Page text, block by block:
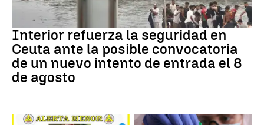
CRISIS MIGRATORIA
Interior refuerza la seguridad en
Ceuta ante la posible convocatoria
de un nuevo intento de entrada el 8
de agosto